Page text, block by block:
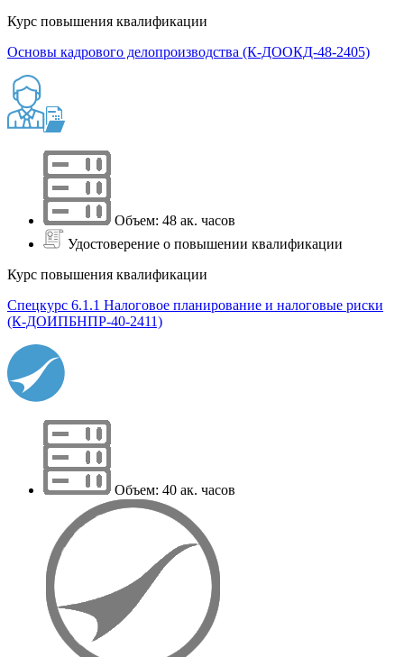
Курс повышения квалификации
Основы кадрового делопроизводства (К-ДООКД-48-2405)
Объем: 48 ак. часов
Удостоверение о повышении квалификации
Курс повышения квалификации
Спецкурс 6.1.1 Налоговое планирование и налоговые риски
(К-ДОИПБНПР-40-2411)
Объем: 40 ак. часов